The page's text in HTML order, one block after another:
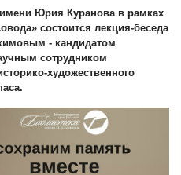
Юрия Куранова в рамках
состоится лекция-беседа
- кандидатом
сотрудником
художественного